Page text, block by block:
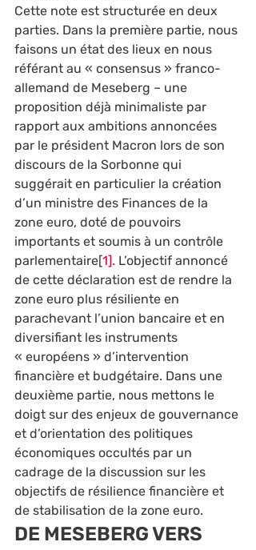
Cette note est structurée en deux
parties. Dans la première partie, nous
faisons un état des lieux en nous
référant au « consensus » franco-
allemand de Meseberg – une
proposition déjà minimaliste par
rapport aux ambitions annoncées
par le président Macron lors de son
discours de la Sorbonne qui
suggérait en particulier la création
d’un ministre des Finances de la
zone euro, doté de pouvoirs
importants et soumis à un contrôle
parlementaire[1]. L’objectif annoncé
de cette déclaration est de rendre la
zone euro plus résiliente en
parachevant l’union bancaire et en
diversifiant les instruments
« européens » d’intervention
financière et budgétaire. Dans une
deuxième partie, nous mettons le
doigt sur des enjeux de gouvernance
et d’orientation des politiques
économiques occultés par un
cadrage de la discussion sur les
objectifs de résilience financière et
de stabilisation de la zone euro.
DE MESEBERG VERS